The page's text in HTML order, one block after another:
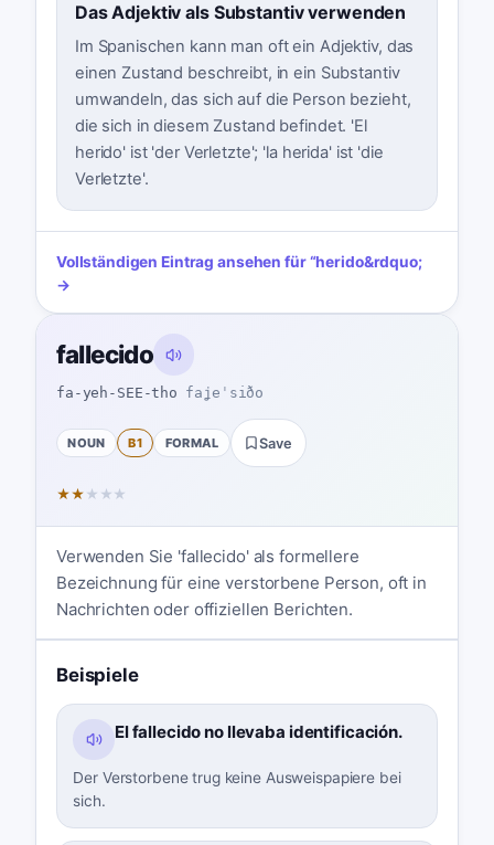
Das Adjektiv als Substantiv verwenden
Im Spanischen kann man oft ein Adjektiv, das
einen Zustand beschreibt, in ein Substantiv
umwandeln, das sich auf die Person bezieht,
die sich in diesem Zustand befindet. 'El
herido' ist 'der Verletzte'; 'la herida' ist 'die
Verletzte'.
Vollständigen Eintrag ansehen für“herido&rdquo;
→
fallecido
fa-yeh-SEE-tho faʝeˈsiðo
NOUN B1 FORMAL Save
★★ ★ ★ ★
Verwenden Sie 'fallecido' als formellere
Bezeichnung für eine verstorbene Person, oft in
Nachrichten oder offiziellen Berichten.
Beispiele
El fallecido no llevaba identificación.
Der Verstorbene trug keine Ausweispapiere bei
sich.